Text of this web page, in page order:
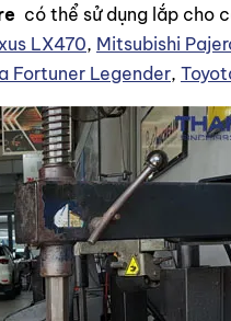
có thể sử dụng lắp cho
LX470, Mitsubishi
Fortuner Legender,